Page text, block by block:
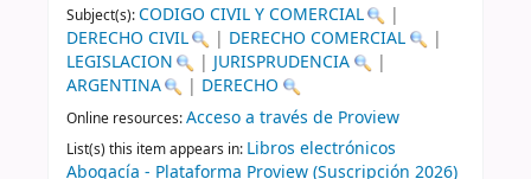
Subject(s):CODIGO CIVIL Y COMERCIAL
|
DERECHO CIVIL
| DERECHO COMERCIAL
|
LEGISLACION
| JURISPRUDENCIA
|
ARGENTINA
| DERECHO
Online resources:Acceso a través de Proview
List(s) this item appears in: Libros electrónicos
Abogacía - Plataforma Proview (Suscripción 2026)